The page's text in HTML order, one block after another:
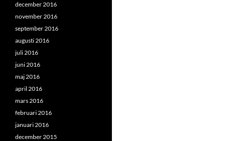
december 2016
november 2016
september 2016
augusti 2016
juli 2016
juni 2016
maj 2016
april 2016
mars 2016
februari 2016
januari 2016
december 2015